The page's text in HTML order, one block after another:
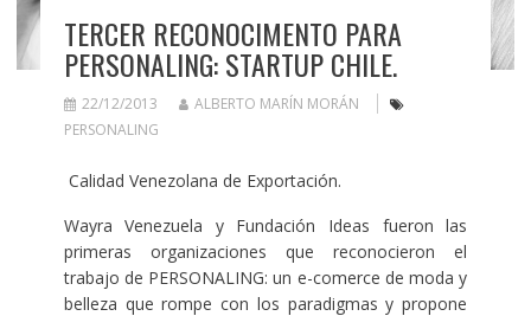
TERCER RECONOCIMENTO PARA
PERSONALING: STARTUP CHILE.
22/12/2013
ALBERTO MARÍN MORÁN
PERSONALING
Calidad Venezolana de Exportación.
Wayra Venezuela y Fundación Ideas fueron las
primeras organizaciones que reconocieron el
trabajo de PERSONALING: un e-comerce de moda y
belleza que rompe con los paradigmas y propone